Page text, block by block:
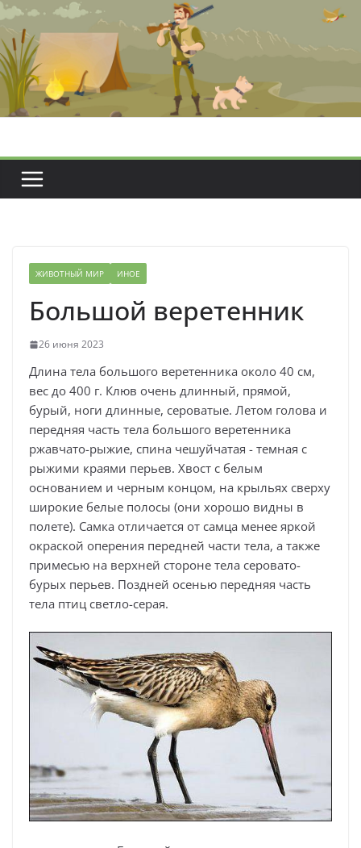
Перейти
содержимому
ЖИВОТНЫЙ МИР ИНОЕ
Большой веретенник
26 июня 2023
Длина тела большого веретенника около 40 см,
вес до 400 г. Клюв очень длинный, прямой,
бурый, ноги длинные, сероватые. Летом голова и
передняя часть тела большого веретенника
ржавчато-рыжие, спина чешуйчатая - темная с
рыжими краями перьев. Хвост с белым
основанием и черным концом, на крыльях сверху
широкие белые полосы (они хорошо видны в
полете). Самка отличается от самца менее яркой
окраской оперения передней части тела, а также
примесью на верхней стороне тела серовато-
бурых перьев. Поздней осенью передняя часть
тела птиц светло-серая.